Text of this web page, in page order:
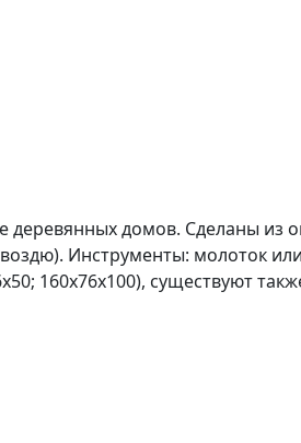
деревянных домов. Сделаны из
Инструменты: молоток
160х76х100), существуют